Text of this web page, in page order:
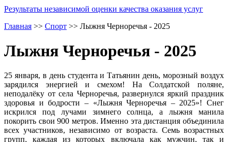
Результаты независимой оценки качества оказания услуг
Главная >> Спорт >> Лыжня Черноречья - 2025
Лыжня Черноречья - 2025
25 января, в день студента и Татьянин день, морозный воздух
зарядился энергией и смехом! На Солдатской поляне,
неподалёку от села Черноречья, развернулся яркий праздник
здоровья и бодрости – «Лыжня Черноречья – 2025»! Снег
искрился под лучами зимнего солнца, а лыжня манила
покорить свои 900 метров. Именно эта дистанция объединила
всех участников, независимо от возраста. Семь возрастных
групп, каждая из которых включала как мужчин, так и